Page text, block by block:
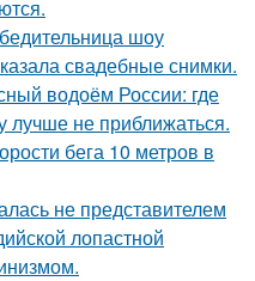
шоу
свадебные снимки.
водоём России: где
лучше не приближаться.
бега 10 метров в
не представителем
лопастной